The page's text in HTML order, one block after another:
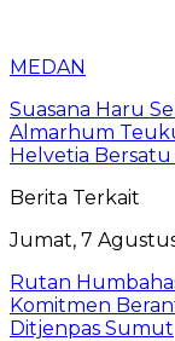
MEDAN
Suasana Haru
Almarhum
Helvetia Bersatu
Berita Terkait
Jumat, 7
Rutan
Komitmen
Ditjenpas Sumut